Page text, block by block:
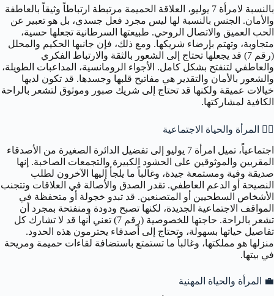
بالنسبة لامرأة 7 يوليو، العلاقة الحميمة مرتبطة ارتباطاً وثيقاً بالعاطفة
والأمان. الجنس بالنسبة لها ليس مجرد فعل جسدي، بل هو تعبير عن
الحب العميق والاتصال الروحي. طبيعتها السرطانية تجعلها حسية،
متجاوبة، وتهتم بإرضاء شريكها. ومع ذلك، فإن جانبها الحكيم والمحلل
(رقم 7) قد يجعلها تحتاج إلى الشعور بالثقة والارتباط الفكري
والعاطفي لتنفتح بشكل كامل. الأجواء الرومانسية، المداعبات الطويلة،
والشعور بالأمان والتقدير هي مفاتيح قلبها وجسدها. قد تكون لديها
خيالات عميقة ولكنها قد تحتاج إلى شريك صبور وموثوق لتشعر بالراحة
الكافية لمشاركتها.
👯‍♀️ المرأة والحياة الاجتماعية
اجتماعياً، تميل امرأة 7 يوليو إلى تفضيل الدائرة الصغيرة من الأصدقاء
المقربين والموثوقين على الحشود الكبيرة والتجمعات الصاخبة. إنها
صديقة وفية ومستمعة جيدة، وغالباً ما يلجأ إليها الآخرون لطلب
النصيحة أو الدعم العاطفي. تقدر الصدق والأصالة في العلاقات وتتجنب
الأشخاص السطحيين أو المتصنعين. قد تبدو خجولة أو متحفظة في
المواقف الاجتماعية الجديدة، لكنها تصبح ودودة ومنفتحة بمجرد أن
تشعر بالراحة. حاجتها للخصوصية (رقم 7) تعني أنها قد لا تشارك كل
تفاصيل حياتها بسهولة، وتحتاج إلى أصدقاء يحترمون هذه الحدود.
منزلها هو مملكتها، وغالباً ما تستمتع باستضافة لقاءات حميمة ومريحة
في بيتها.
💼
المرأة والحياة المهنية